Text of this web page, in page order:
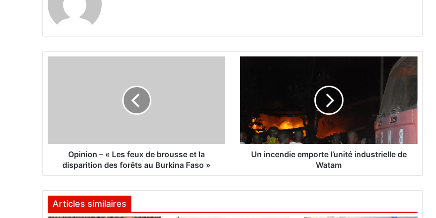
«
s
e
x
Opinion – « Les feux de brousse et la
disparition des forêts au Burkina Faso »
d
i
m
t
Un incendie emporte l’unité industrielle de
Watam
Articles similaires